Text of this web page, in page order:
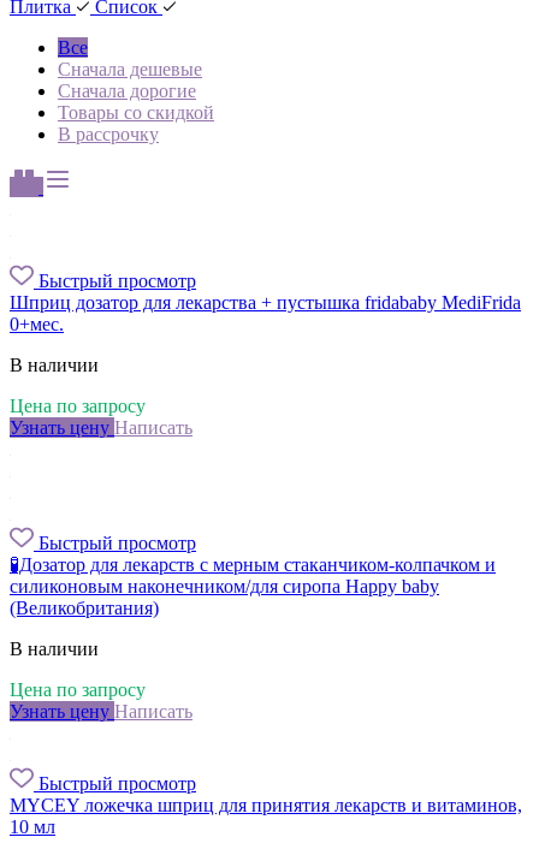
Плитка
Список
Все
Сначала дешевые
Сначала дорогие
Товары со скидкой
В рассрочку
Быстрый просмотр
Шприц дозатор для лекарства + пустышка fridababy MediFrida
0+мес.
В наличии
Цена по запросу
Узнать цену Написать
Быстрый просмотр
🧪Дозатор для лекарств с мерным стаканчиком-колпачком и
силиконовым наконечником/для сиропа Happy baby
(Великобритания)
В наличии
Цена по запросу
Узнать цену Написать
Быстрый просмотр
MYCEY ложечка шприц для принятия лекарств и витаминов,
10 мл